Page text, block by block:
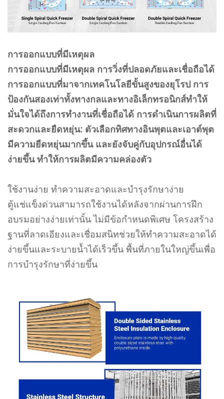
การออกแบบที่มีเหตุผล
การออกแบบที่มีเหตุผล การวิ่งที่ปลอดภัยและเชื่อถือได้
การออกแบบที่มาจากเทคโนโลยีขั้นสูงของยุโรป การ
ป้องกันสองเท่าทั้งทางกลและทางอิเล็กทรอนิกส์ทำให้
มั่นใจได้ถึงการทำงานที่เชื่อถือได้ การดำเนินการผลิตที่
สะดวกและยืดหยุ่น: ตัวเลือกทิศทางอินพุตและเอาต์พุต
มีความยืดหยุ่นมากขึ้น และยังจับคู่กับอุปกรณ์อื่นได้
ง่ายขึ้น ทำให้การผลิตมีความคล่องตัว
ใช้งานง่าย ทำความสะอาดและบำรุงรักษาง่าย
ตู้แช่แข็งด่วนสามารถใช้งานได้หลังจากผ่านการฝึก
อบรมอย่างง่ายเท่านั้น ไม่มีข้อกำหนดพิเศษ โครงสร้าง
ฐานที่ลาดเอียงและเชื่อมสนิทช่วยให้ทำความสะอาดได้
ง่ายขึ้นและระบายน้ำได้เร็วขึ้น พื้นที่ภายในใหญ่ขึ้นเพื่อ
การบำรุงรักษาที่ง่ายขึ้น